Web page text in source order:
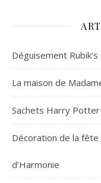
Déguisement
La maison de
Sachets Harry
Décoration de la
d’Harmonie